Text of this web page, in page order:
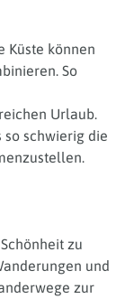
Küste können
So
Urlaub.
schwierig die
zu
und
zur